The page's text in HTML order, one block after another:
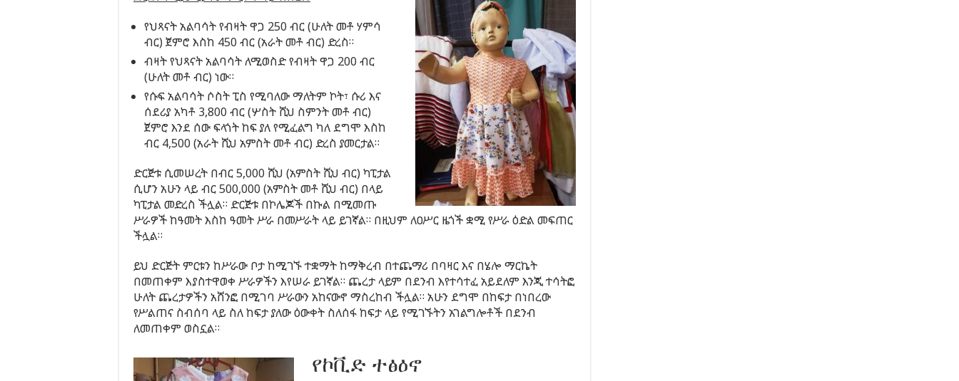
የህጻናት አልባሳት የብዛት ዋጋ 250 ብር (ሁለት መቶ ሃምሳ
ብር) ጀምሮ እስከ 450 ብር (አራት መቶ ብር) ድረስ።
ብዛት የህጻናት አልባሳት ለሚወስድ የብዛት ዋጋ 200 ብር
(ሁለት መቶ ብር) ነው።
የሱፍ አልባሳት ሶስት ፒስ የሚባለው ማለትም ኮት፣ ሱሪ እና
ሰደሪያ አካቶ 3,800 ብር (ሦስት ሺህ ስምንት መቶ ብር)
ጀምሮ እንደ ሰው ፍላጎት ከፍ ያለ የሚፈልግ ካለ ደግሞ እስከ
ብር 4,500 (አራት ሺህ አምስት መቶ ብር) ድረስ ያመርታል።
ድርጅቱ ሲመሠረት በብር 5,000 ሺህ (አምስት ሺህ ብር) ካፒታል
ሲሆን አሁን ላይ ብር 500,000 (አምስት መቶ ሺህ ብር) በላይ
ካፒታል መድረስ ችሏል። ድርጅቱ በኮሌጆች በኩል በሚመጡ
ሥራዎች ከዓመት እስከ ዓመት ሥራ በመሥራት ላይ ይገኛል። በዚህም ለዐሥር ዜጎች ቋሚ የሥራ ዕድል መፍጠር
ችሏል።
ይህ ድርጅት ምርቱን ከሥራው ቦታ ከሚገኙ ተቋማት ከማቅረብ በተጨማሪ በባዛር እና በሄሎ ማርኬት
በመጠቀም እያስተዋወቀ ሥራዎችን እየሠራ ይገኛል። ጨረታ ላይም በደንብ እየተሳተፈ አይደለም እንጂ ተሳትፎ
ሁለት ጨረታዎችን አሸንፎ በሚገባ ሥራውን አከናውኖ ማስረከብ ችሏል። አሁን ደግሞ በከፍታ በነበረው
የሥልጠና ስብሰባ ላይ ስለ ከፍታ ያለው ዕውቀት ስለሰፋ ከፍታ ላይ የሚገኙትን አገልግሎቶች በደንብ
ለመጠቀም ወስኗል።
የኮቪድ ተፅዕኖ